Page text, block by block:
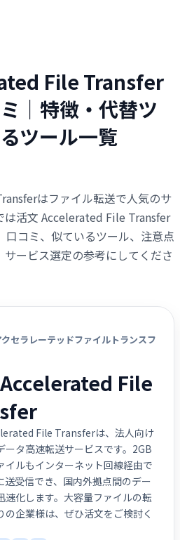
File Transfer
｜特徴・代替ツ
ツール一覧
はファイル転送で人気のサ
は活文 Accelerated File Transfer
口コミ、似ているツール、注意点
ービス選定の参考にしてくださ
セラレーテッドファイルトランスフ
File
File Transferは、法人向け
ータ高速転送サービスです。2GB
イルもインターネット回線経由で
送受信でき、国内外拠点間のデー
速化します。大容量ファイルの転
の企業様は、ぜひ活文をご検討く